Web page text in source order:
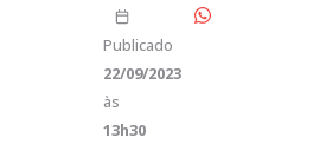
Publicado
22/09/2023
às
13h30